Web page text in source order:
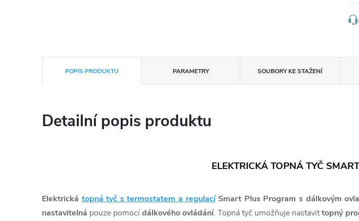
POPIS PRODUKTU PARAMETRY SOUBORY KE STAŽENÍ
Detailní popis produktu
ELEKTRICKÁ TOPNÁ TYČ
Elektrickátopná tyč s termostatem a regulacíSmart Plus Program s dálkovým
nastavitelná pouze pomocídálkového ovládání. Topná tyč umožňuje nastavittopný